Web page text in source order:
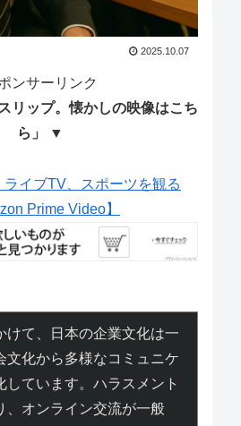
2025.10.07
ンサーリンク
リップ。懐かしの映像はこち
ら」 ▼
イブTV、スポーツを観る
Prime Video】
けて、日本の企業文化は一
文化から多様なコミュニケ
しています。ハラスメント
、オンライン交流が一般